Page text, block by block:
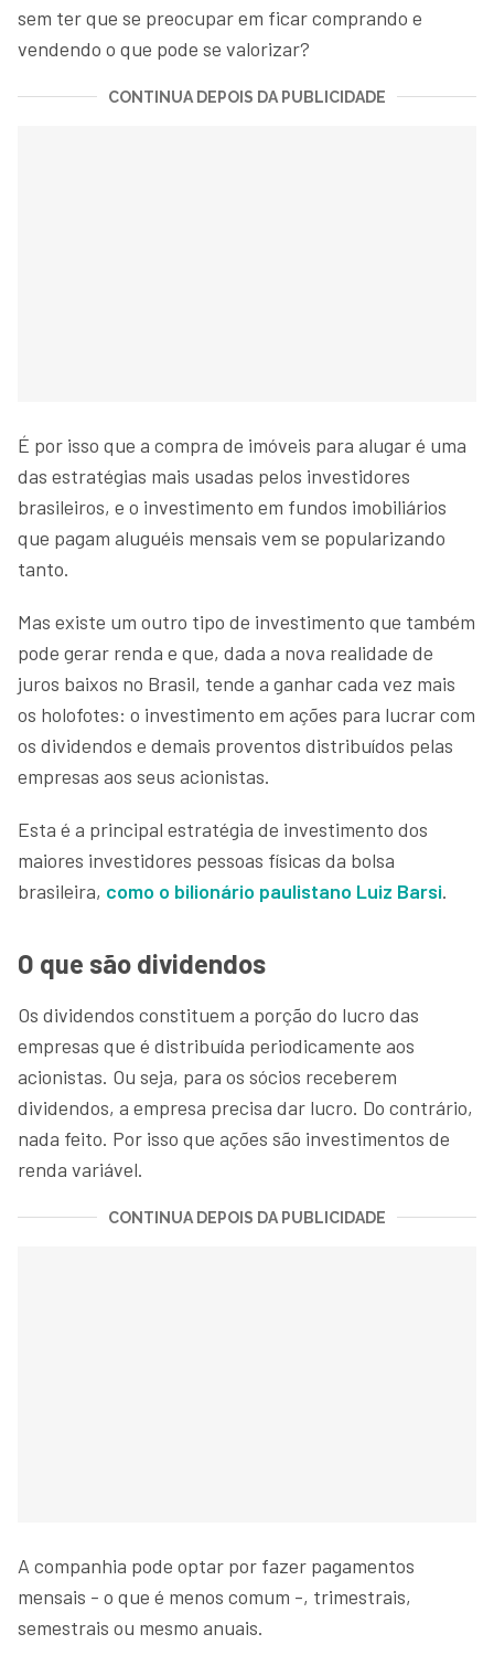
sem ter que se preocupar em ficar comprando e
vendendo o que pode se valorizar?
CONTINUA DEPOIS DA PUBLICIDADE
É por isso que a compra de imóveis para alugar é uma
das estratégias mais usadas pelos investidores
brasileiros, e o investimento em fundos imobiliários
que pagam aluguéis mensais vem se popularizando
tanto.
Mas existe um outro tipo de investimento que também
pode gerar renda e que, dada a nova realidade de
juros baixos no Brasil, tende a ganhar cada vez mais
os holofotes: o investimento em ações para lucrar com
os dividendos e demais proventos distribuídos pelas
empresas aos seus acionistas.
Esta é a principal estratégia de investimento dos
maiores investidores pessoas físicas da bolsa
brasileira, como o bilionário paulistano Luiz Barsi.
O que são dividendos
Os dividendos constituem a porção do lucro das
empresas que é distribuída periodicamente aos
acionistas. Ou seja, para os sócios receberem
dividendos, a empresa precisa dar lucro. Do contrário,
nada feito. Por isso que ações são investimentos de
renda variável.
CONTINUA DEPOIS DA PUBLICIDADE
A companhia pode optar por fazer pagamentos
mensais - o que é menos comum -, trimestrais,
semestrais ou mesmo anuais.